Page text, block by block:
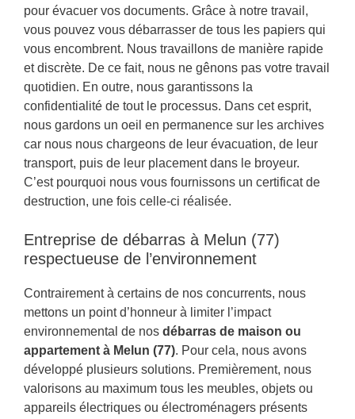
pour évacuer vos documents. Grâce à notre travail,
vous pouvez vous débarrasser de tous les papiers qui
vous encombrent. Nous travaillons de manière rapide
et discrète. De ce fait, nous ne gênons pas votre travail
quotidien. En outre, nous garantissons la
confidentialité de tout le processus. Dans cet esprit,
nous gardons un oeil en permanence sur les archives
car nous nous chargeons de leur évacuation, de leur
transport, puis de leur placement dans le broyeur.
C’est pourquoi nous vous fournissons un certificat de
destruction, une fois celle-ci réalisée.
Entreprise de débarras à Melun (77)
respectueuse de l’environnement
Contrairement à certains de nos concurrents, nous
mettons un point d’honneur à limiter l’impact
environnemental de nos débarras de maison ou
appartement à Melun (77). Pour cela, nous avons
développé plusieurs solutions. Premièrement, nous
valorisons au maximum tous les meubles, objets ou
appareils électriques ou électroménagers présents